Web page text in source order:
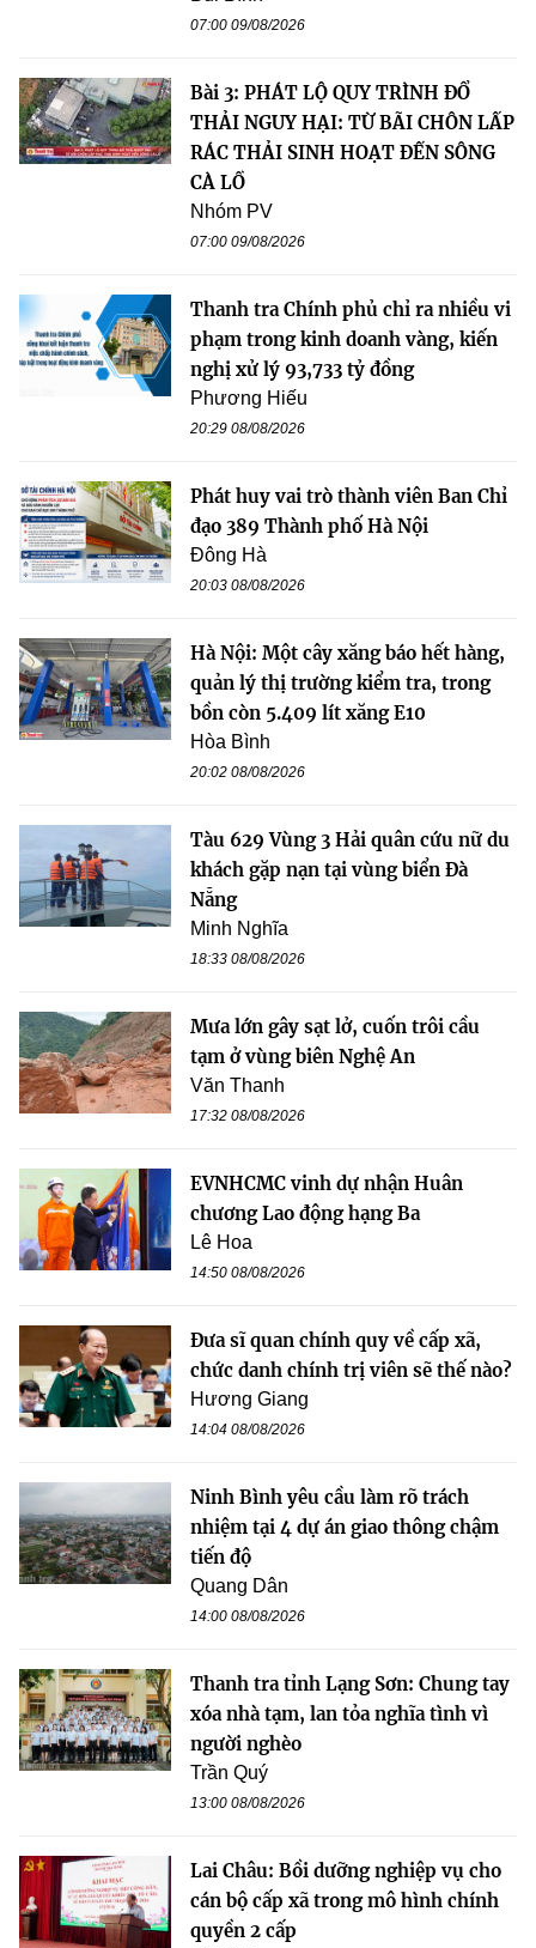
07:00 09/08/2026
Bài 3: PHÁT LỘ QUY TRÌNH ĐỔ
THẢI NGUY HẠI: TỪ BÃI CHÔN LẤP
RÁC THẢI SINH HOẠT ĐẾN SÔNG
CÀ LỒ
Nhóm PV
07:00 09/08/2026
Thanh tra Chính phủ chỉ ra nhiều vi
phạm trong kinh doanh vàng, kiến
nghị xử lý 93,733 tỷ đồng
Phương Hiếu
20:29 08/08/2026
Phát huy vai trò thành viên Ban Chỉ
đạo 389 Thành phố Hà Nội
Đông Hà
20:03 08/08/2026
Hà Nội: Một cây xăng báo hết hàng,
quản lý thị trường kiểm tra, trong
bồn còn 5.409 lít xăng E10
Hòa Bình
20:02 08/08/2026
Tàu 629 Vùng 3 Hải quân cứu nữ du
khách gặp nạn tại vùng biển Đà
Nẵng
Minh Nghĩa
18:33 08/08/2026
Mưa lớn gây sạt lở, cuốn trôi cầu
tạm ở vùng biên Nghệ An
Văn Thanh
17:32 08/08/2026
EVNHCMC vinh dự nhận Huân
chương Lao động hạng Ba
Lê Hoa
14:50 08/08/2026
Đưa sĩ quan chính quy về cấp xã,
chức danh chính trị viên sẽ thế nào?
Hương Giang
14:04 08/08/2026
Ninh Bình yêu cầu làm rõ trách
nhiệm tại 4 dự án giao thông chậm
tiến độ
Quang Dân
14:00 08/08/2026
Thanh tra tỉnh Lạng Sơn: Chung tay
xóa nhà tạm, lan tỏa nghĩa tình vì
người nghèo
Trần Quý
13:00 08/08/2026
Lai Châu: Bồi dưỡng nghiệp vụ cho
cán bộ cấp xã trong mô hình chính
quyền 2 cấp